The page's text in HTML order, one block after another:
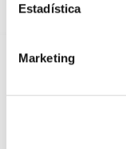
Estadística
Marketing
EL AUMENTO
09/07/2026